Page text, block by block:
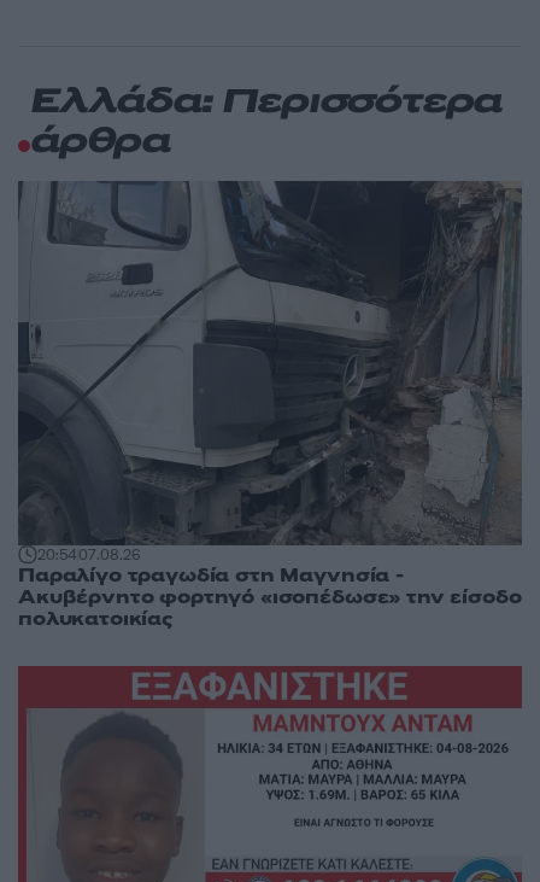
Ελλάδα: Περισσότερα
άρθρα
20:5407.08.26
Παραλίγο τραγωδία στη Μαγνησία -
Ακυβέρνητο φορτηγό «ισοπέδωσε» την είσοδο
πολυκατοικίας